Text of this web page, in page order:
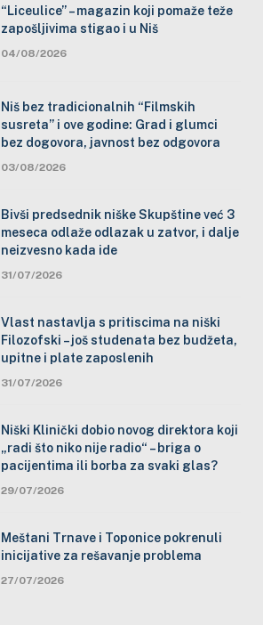
“Liceulice” – magazin koji pomaže teže
zapošljivima stigao i u Niš
04/08/2026
Niš bez tradicionalnih “Filmskih
susreta” i ove godine: Grad i glumci
bez dogovora, javnost bez odgovora
03/08/2026
Bivši predsednik niške Skupštine već 3
meseca odlaže odlazak u zatvor, i dalje
neizvesno kada ide
31/07/2026
Vlast nastavlja s pritiscima na niški
Filozofski – još studenata bez budžeta,
upitne i plate zaposlenih
31/07/2026
Niški Klinički dobio novog direktora koji
„radi što niko nije radio“ – briga o
pacijentima ili borba za svaki glas?
29/07/2026
Meštani Trnave i Toponice pokrenuli
inicijative za rešavanje problema
27/07/2026